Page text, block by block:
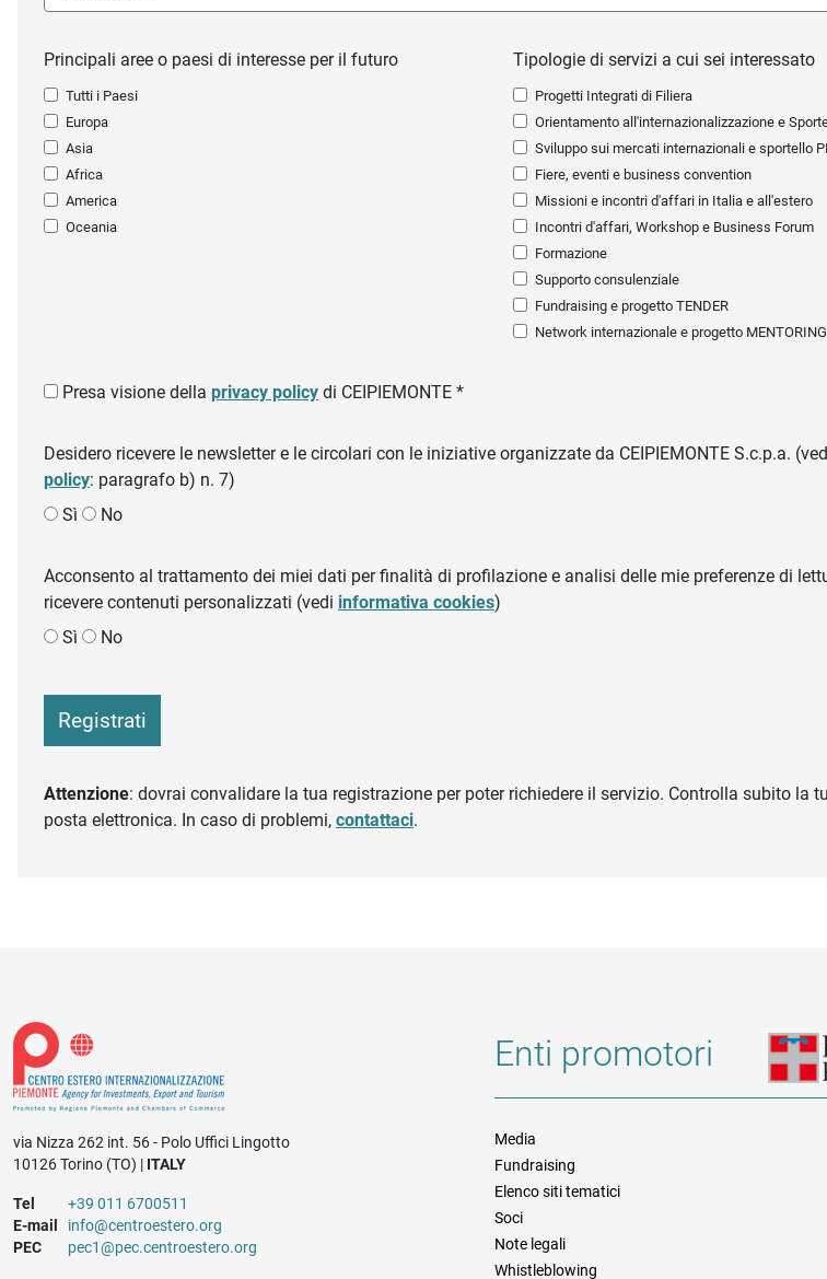
Principali aree o paesi di interesse per il futuro
Tutti i Paesi
Europa
Asia
Africa
America
Oceania
Tipologie di servizi a cui sei interessato
Progetti Integrati di Filiera
Orientamento all'internazionalizzazione e
Sviluppo sui mercati internazionali e sportello
Fiere, eventi e business convention
Missioni e incontri d'affari in Italia e all'estero
Incontri d'affari, Workshop e Business Forum
Formazione
Supporto consulenziale
Fundraising e progetto TENDER
Network internazionale e progetto MENTORING
Presa visione della privacy policy di CEIPIEMONTE *
Desidero ricevere le newsletter e le circolari con le iniziative organizzate da CEIPIEMONTE S.c.p.a.
policy: paragrafo b) n. 7)
Sì
No
Acconsento al trattamento dei miei dati per finalità di profilazione e analisi delle mie preferenze di
ricevere contenuti personalizzati (vedi informativa cookies)
Sì
No
Registrati
Attenzione: dovrai convalidare la tua registrazione per poter richiedere il servizio. Controlla subito la
posta elettronica. In caso di problemi, contattaci.
via Nizza 262 int. 56 - Polo Uffici Lingotto
10126 Torino (TO) | ITALY
Tel
+39 011 6700511
E-mail
info@centroestero.org
PEC
pec1@pec.centroestero.org
Enti promotori
Informazioni legali e
Media
Fundraising
Elenco siti tematici
Soci
Note legali
Whistleblowing